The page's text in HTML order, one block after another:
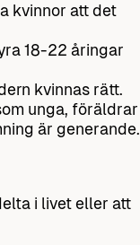
kvinnor att det
18-22 åringar
kvinnas rätt.
unga, föräldrar
är generande.
i livet eller att